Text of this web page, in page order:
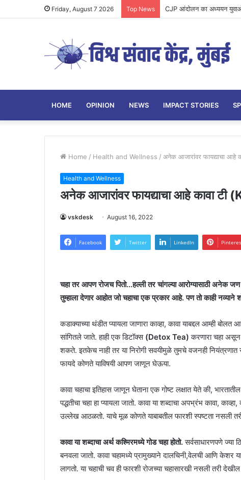
Friday, August 7 2026 Top News CJP आंदोलन का अध्ययन
HOME OPINION NEWS IMPACT STORIES
Home / Health and Wellness / अनेक आजारांवर फायद्याचा आहे
Health and Wellness
अनेक आजारांवर फायद्याचा आहे कावा
vskdesk August 16, 2022
Facebook Twitter LinkedIn
चहा तर आपण रोजच पितो…हल्ली तर चांगल्या आरोग्यासाठी अनेक
तुम्हाला देणार आहोत जो चहाचा एक प्रकार आहे. पण तो काही नव्याने
कडाक्याच्या थंडीत प्यायला जाणारा काव्हा, कावा याबद्दल आम्ही
सांगितले जाते. हाही एक डिटॉक्स (Detox Tea) करणारा चहा असून
शकते. इतकेच नाही तर या निरोगी सवयीमुळे तुमचे वजनही
फायदे कोणते याविषयी आपण जाणून घेऊया.
कावा चहाचा इतिहास जाणून घेताना एक गोष्ट लक्षात येते की,
पद्धतीचा चहा हा प्यायला जातो. कावा या शब्दाचा अपभ्रंभ कावा,
उल्लेख आठळतो. याचे मूळ कोणते याबाबतील फारशी स्पष्टता नसली
कावा या शब्दाचा अर्थ कश्मिरमध्ये गोड चहा होतो.सर्वसाधारणपणे ज्या
बनवला जातो. कावा चहामध्ये प्रामुख्याने दालचिनी,वेलची आणि
लागतो. या चहाची चव ही फारशी रोजच्या चहासारखी नसली तरी